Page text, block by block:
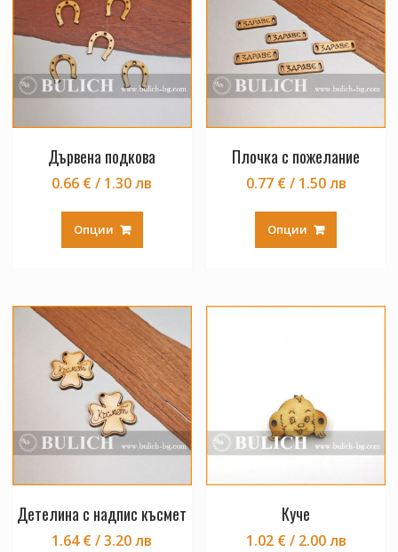
Дървена подкова
0.66 € / 1.30 лв
Опции
This
has
The
options
may
be
chosen
on
the
product
Плочка с пожелание
0.77 € / 1.50 лв
Опции
This
has
The
product
Детелина с надпис късмет
1.64 € / 3.20 лв
Куче
1.02 € / 2.00 лв